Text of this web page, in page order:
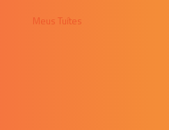
Meus Tuítes